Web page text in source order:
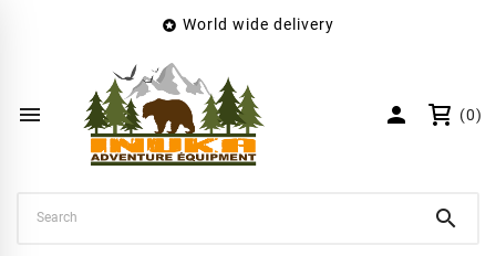
 World wide delivery
  (0)

Wishlist name